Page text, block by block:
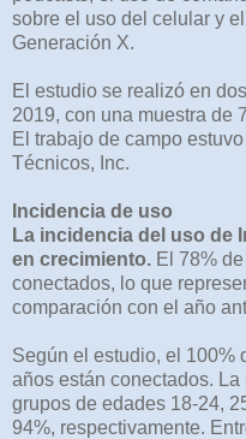
sobre el uso del celular y
Generación X.
El estudio se realizó en
2019, con una muestra de
El trabajo de campo
Técnicos, Inc.
Incidencia de uso
La incidencia del uso de
en crecimiento. El 78%
conectados, lo que
comparación con el año
Según el estudio, el 100%
años están conectados.
grupos de edades 18-24,
94%, respectivamente.